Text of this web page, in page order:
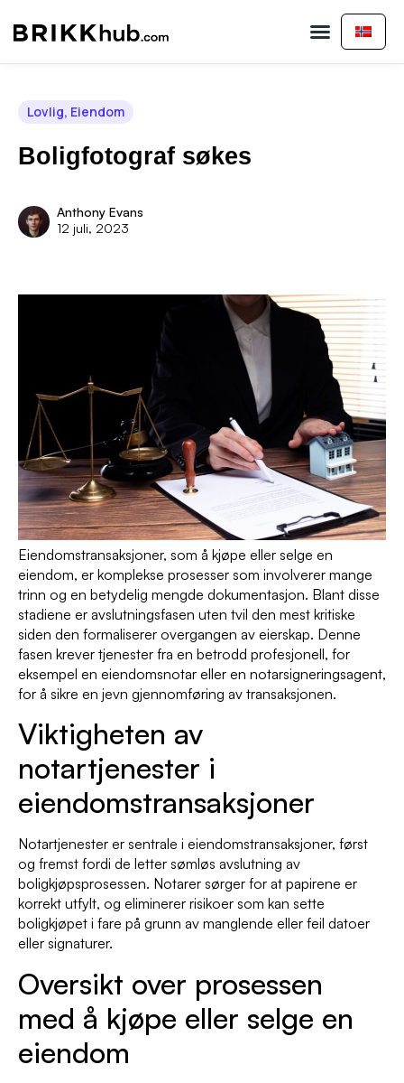
Lovlig, Eiendom
Boligfotograf søkes
Anthony Evans
12 juli, 2023
Eiendomstransaksjoner, som å kjøpe eller selge en
eiendom, er komplekse prosesser som involverer mange
trinn og en betydelig mengde dokumentasjon. Blant disse
stadiene er avslutningsfasen uten tvil den mest kritiske
siden den formaliserer overgangen av eierskap. Denne
fasen krever tjenester fra en betrodd profesjonell, for
eksempel en eiendomsnotar eller en notarsigneringsagent,
for å sikre en jevn gjennomføring av transaksjonen.
Viktigheten av
notartjenester i
eiendomstransaksjoner
Notartjenester er sentrale i eiendomstransaksjoner, først
og fremst fordi de letter sømløs avslutning av
boligkjøpsprosessen. Notarer sørger for at papirene er
korrekt utfylt, og eliminerer risikoer som kan sette
boligkjøpet i fare på grunn av manglende eller feil datoer
eller signaturer.
Oversikt over prosessen
med å kjøpe eller selge en
eiendom